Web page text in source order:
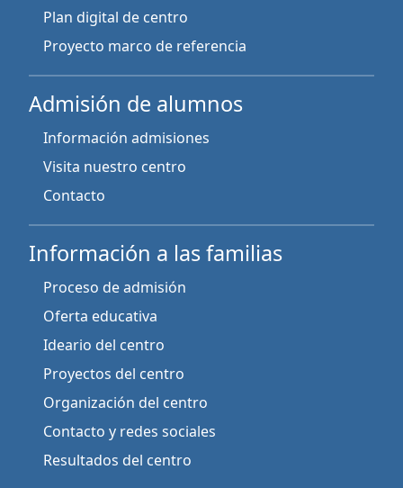
Plan digital de centro
Proyecto marco de referencia
Admisión de alumnos
Información admisiones
Visita nuestro centro
Contacto
Información a las familias
Proceso de admisión
Oferta educativa
Ideario del centro
Proyectos del centro
Organización del centro
Contacto y redes sociales
Resultados del centro